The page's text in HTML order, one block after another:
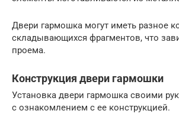
Двери гармошка могут иметь разное
складывающихся фрагментов, что
проема.
Конструкция двери гармошки
Установка двери гармошка своими
с ознакомлением с ее конструкцией.